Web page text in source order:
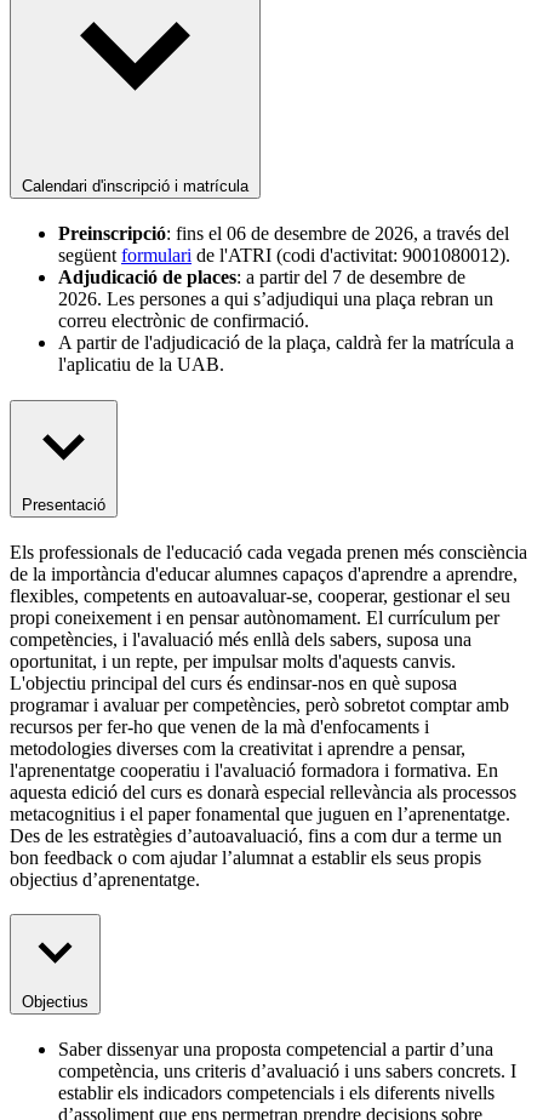
Calendari d'inscripció i matrícula
Preinscripció: fins el 06 de desembre de 2026, a través del
següent formulari de l'ATRI (codi d'activitat: 9001080012).
Adjudicació de places: a partir del 7 de desembre de
2026. Les persones a qui s’adjudiqui una plaça rebran un
correu electrònic de confirmació.
A partir de l'adjudicació de la plaça, caldrà fer la matrícula a
l'aplicatiu de la UAB.
Presentació
Els professionals de l'educació cada vegada prenen més consciència
de la importància d'educar alumnes capaços d'aprendre a aprendre,
flexibles, competents en autoavaluar-se, cooperar, gestionar el seu
propi coneixement i en pensar autònomament. El currículum per
competències, i l'avaluació més enllà dels sabers, suposa una
oportunitat, i un repte, per impulsar molts d'aquests canvis.
L'objectiu principal del curs és endinsar-nos en què suposa
programar i avaluar per competències, però sobretot comptar amb
recursos per fer-ho que venen de la mà d'enfocaments i
metodologies diverses com la creativitat i aprendre a pensar,
l'aprenentatge cooperatiu i l'avaluació formadora i formativa. En
aquesta edició del curs es donarà especial rellevància als processos
metacognitius i el paper fonamental que juguen en l’aprenentatge.
Des de les estratègies d’autoavaluació, fins a com dur a terme un
bon feedback o com ajudar l’alumnat a establir els seus propis
objectius d’aprenentatge.
Objectius
Saber dissenyar una proposta competencial a partir d’una
competència, uns criteris d’avaluació i uns sabers concrets. I
establir els indicadors competencials i els diferents nivells
d’assoliment que ens permetran prendre decisions sobre